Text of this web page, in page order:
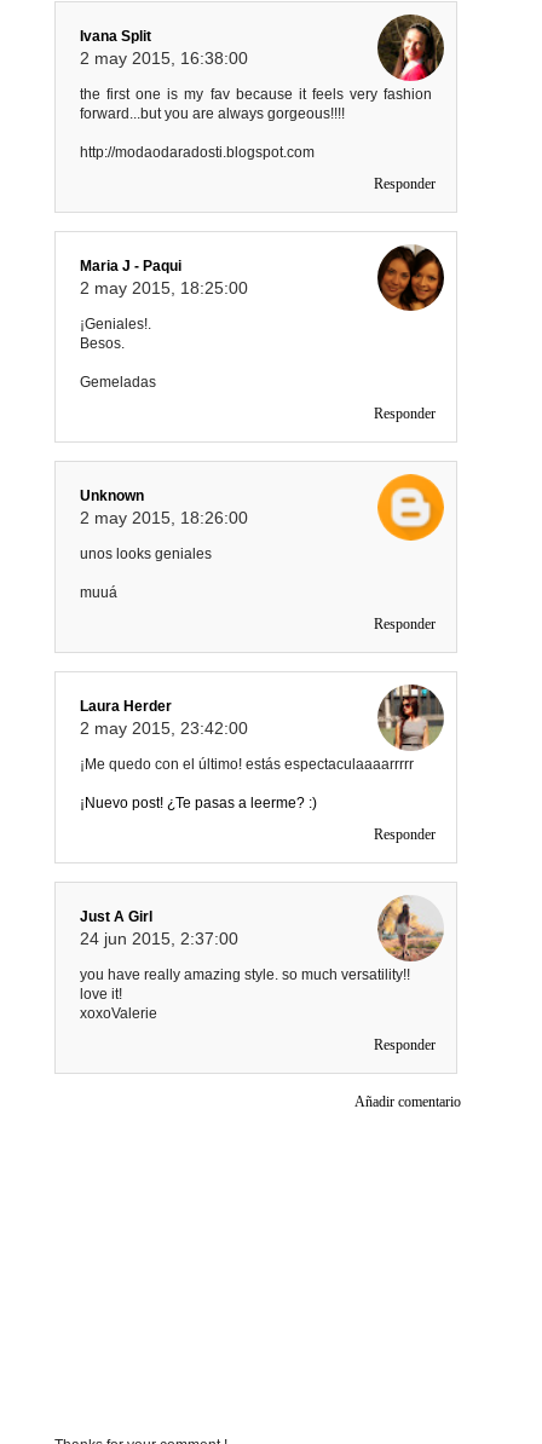
Ivana Split
2 may 2015, 16:38:00
the first one is my fav because it feels very fashion
forward...but you are always gorgeous!!!!
http://modaodaradosti.blogspot.com
Responder
Maria J - Paqui
2 may 2015, 18:25:00
¡Geniales!.
Besos.
Gemeladas
Responder
Unknown
2 may 2015, 18:26:00
unos looks geniales
muuá
Responder
Laura Herder
2 may 2015, 23:42:00
¡Me quedo con el último! estás espectaculaaaarrrrr
¡Nuevo post! ¿Te pasas a leerme? :)
Responder
Just A Girl
24 jun 2015, 2:37:00
you have really amazing style. so much versatility!!
love it!
xoxoValerie
Responder
Añadir comentario